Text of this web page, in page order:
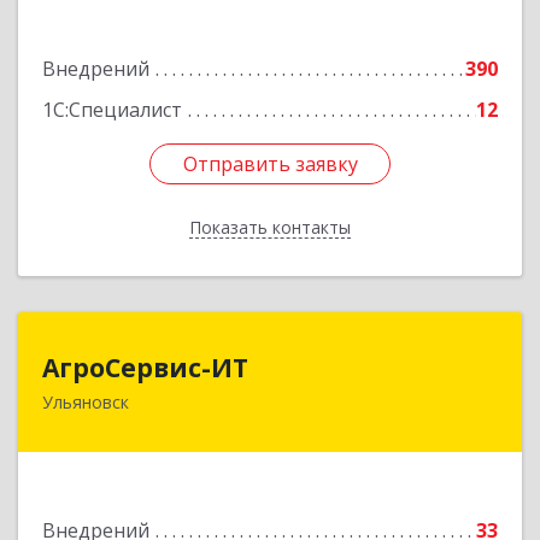
Внедрений
390
1С:Специалист
12
Отправить заявку
Показать контакты
Отправить заявку
Назад
АгроСервис-ИТ
Ульяновск
Внедрений
33